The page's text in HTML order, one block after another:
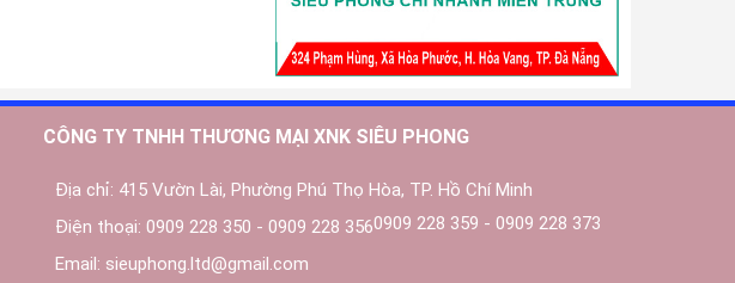
CÔNG TY TNHH THƯƠNG MẠI XNK SIÊU PHONG
Địa chỉ: 415 Vườn Lài, Phường Phú Thọ Hòa, TP. Hồ Chí Minh
Điện thoại: 0909 228 350 - 0909 228 3560909 228 359 - 0909 228 373
Email: sieuphong.ltd@gmail.com